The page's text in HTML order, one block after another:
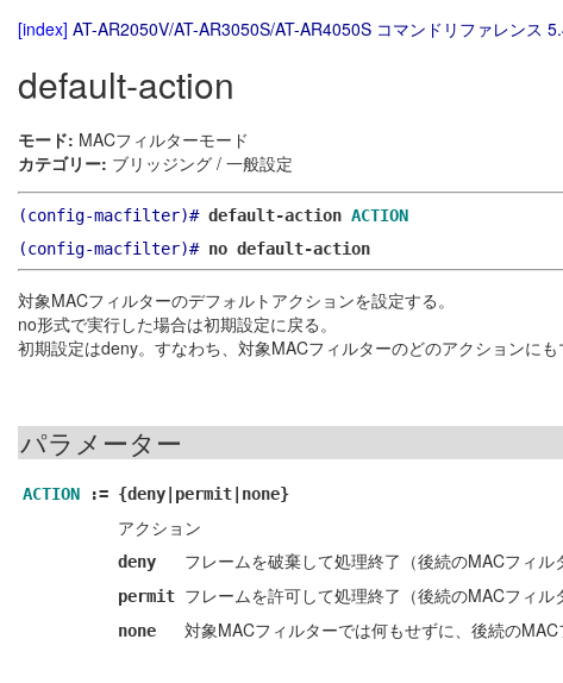
[index] AT-AR2050V/AT-AR3050S/AT-AR4050S コマンドリファレンス
default-action
モード: MACフィルターモード
カテゴリー: ブリッジング / 一般設定
(config-macfilter)# default-action ACTION
(config-macfilter)# no default-action
対象MACフィルターのデフォルトアクションを設定する。
no形式で実行した場合は初期設定に戻る。
初期設定はdeny。すなわち、対象MACフィルターのどのアクションにも
パラメーター
ACTION := {deny|permit|none}
アクション
deny フレームを破棄して処理終了（後続のMACフィル
permit フレームを許可して処理終了（後続のMACフィル
none 対象MACフィルターでは何もせずに、後続の